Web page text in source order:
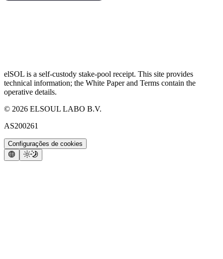
elSOL is a self-custody stake-pool receipt. This site provides
technical information; the White Paper and Terms contain the
operative details.
© 2026 ELSOUL LABO B.V.
AS200261
Configurações de cookies